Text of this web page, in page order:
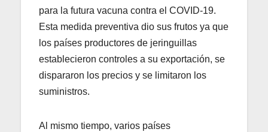
para la futura vacuna contra el COVID-19.
Esta medida preventiva dio sus frutos ya que
los países productores de jeringuillas
establecieron controles a su exportación, se
dispararon los precios y se limitaron los
suministros.
Al mismo tiempo, varios países